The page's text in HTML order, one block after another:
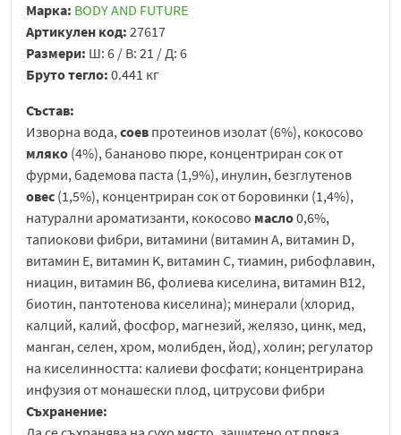
Марка: BODY AND FUTURE
Артикулен код: 27617
Размери: Ш: 6 / В: 21 / Д: 6
Бруто тегло: 0.441 кг
Състав:
Изворна вода,соев протеинов изолат (6%), кокосово
мляко (4%), бананово пюре, концентриран сок от
фурми, бадемова паста (1,9%), инулин, безглутенов
овес (1,5%), концентриран сок от боровинки (1,4%),
натурални ароматизанти, кокосово масло0,6%,
тапиокови фибри, витамини (витамин A, витамин D,
витамин E, витамин K, витамин C, тиамин, рибофлавин,
ниацин, витамин B6, фолиева киселина, витамин B12,
биотин, пантотенова киселина); минерали (хлорид,
калций, калий, фосфор, магнезий, желязо, цинк, мед,
манган, селен, хром, молибден, йод), холин; регулатор
на киселинността: калиеви фосфати; концентрирана
инфузия от монашески плод, цитрусови фибри
Съхранение: